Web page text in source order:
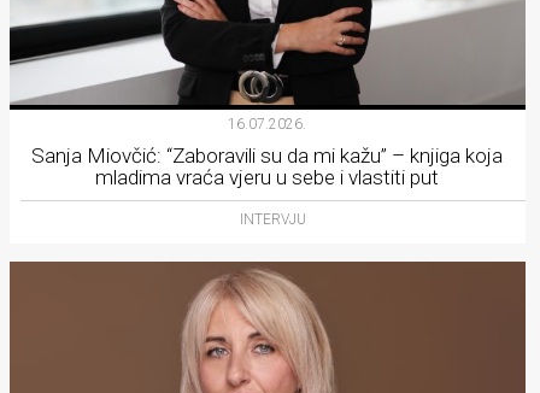
16.07.2026.
Sanja Miovčić: “Zaboravili su da mi kažu” – knjiga koja
mladima vraća vjeru u sebe i vlastiti put
INTERVJU